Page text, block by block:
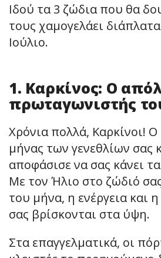
Ιδού τα 3 ζώδια που θα
τους χαμογελάει
Ιούλιο.
1. Καρκίνος: Ο
πρωταγωνιστής
Χρόνια πολλά, Καρκίνοι! Ο
μήνας των γενεθλίων σας
αποφάσισε να σας κάνει
Με τον Ήλιο στο ζώδιό
του μήνα, η ενέργεια και
σας βρίσκονται στα ύψη.
Στα επαγγελματικά, οι